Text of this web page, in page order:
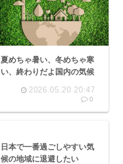
夏めちゃ暑い、冬めちゃ寒
い、終わりだよ国内の気候
2026.05.20 20:47
0
日本で一番過ごしやすい気
候の地域に退避したい